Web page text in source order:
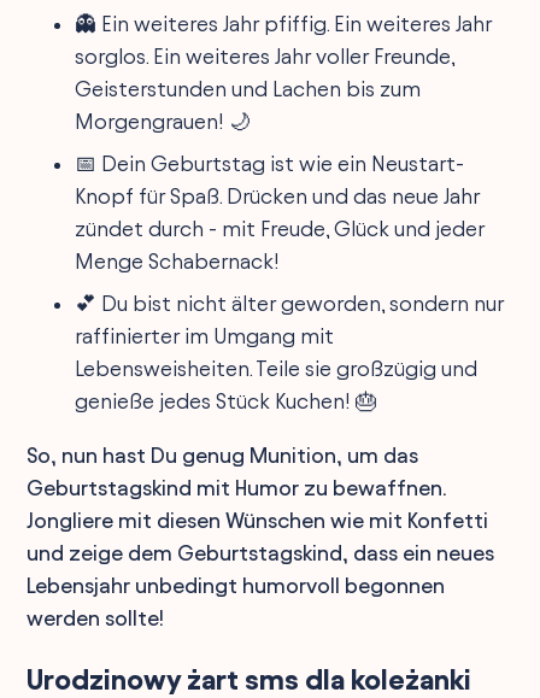
👻 Ein weiteres Jahr pfiffig. Ein weiteres Jahr
sorglos. Ein weiteres Jahr voller Freunde,
Geisterstunden und Lachen bis zum
Morgengrauen! 🌙
📅 Dein Geburtstag ist wie ein Neustart-
Knopf für Spaß. Drücken und das neue Jahr
zündet durch - mit Freude, Glück und jeder
Menge Schabernack!
💕 Du bist nicht älter geworden, sondern nur
raffinierter im Umgang mit
Lebensweisheiten. Teile sie großzügig und
genieße jedes Stück Kuchen! 🎂
So, nun hast Du genug Munition, um das
Geburtstagskind mit Humor zu bewaffnen.
Jongliere mit diesen Wünschen wie mit Konfetti
und zeige dem Geburtstagskind, dass ein neues
Lebensjahr unbedingt humorvoll begonnen
werden sollte!
Urodzinowy żart sms dla koleżanki